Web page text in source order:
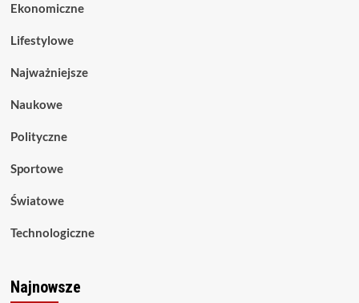
Ekonomiczne
Lifestylowe
Najważniejsze
Naukowe
Polityczne
Sportowe
Światowe
Technologiczne
Najnowsze